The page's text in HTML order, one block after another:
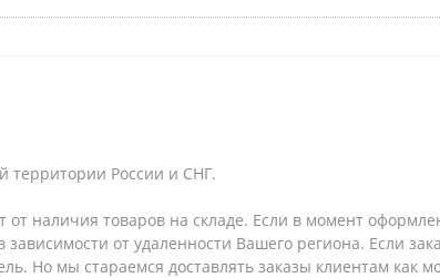
территории России и СНГ.
от наличия товаров на складе. Если в момент
зависимости от удаленности Вашего региона. Если
Но мы стараемся доставлять заказы клиентам